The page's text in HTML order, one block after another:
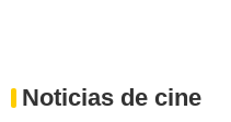
Noticias de cine